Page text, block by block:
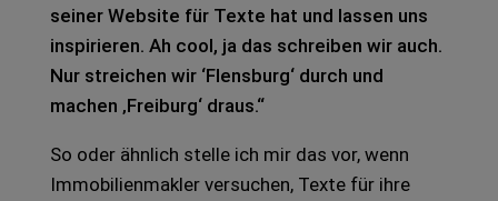
sei­ner Web­site für Texte hat und las­sen uns
inspi­rie­ren. Ah cool, ja das schrei­ben wir auch.
Nur strei­chen wir ‘Flens­burg‘ durch und
machen ‚Frei­burg‘ draus.“
So oder ähn­lich stel­le ich mir das vor, wenn
Immo­bi­li­en­mak­ler ver­su­chen, Texte für ihre